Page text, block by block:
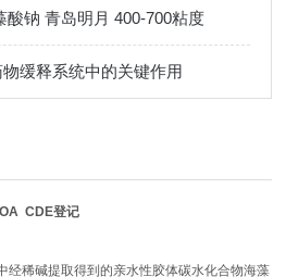
酸钠 青岛明月 400-700粘度
缓释系统中的关键作用
CDE登记
稀碱提取得到的亲水性胶体碳水化合物海藻